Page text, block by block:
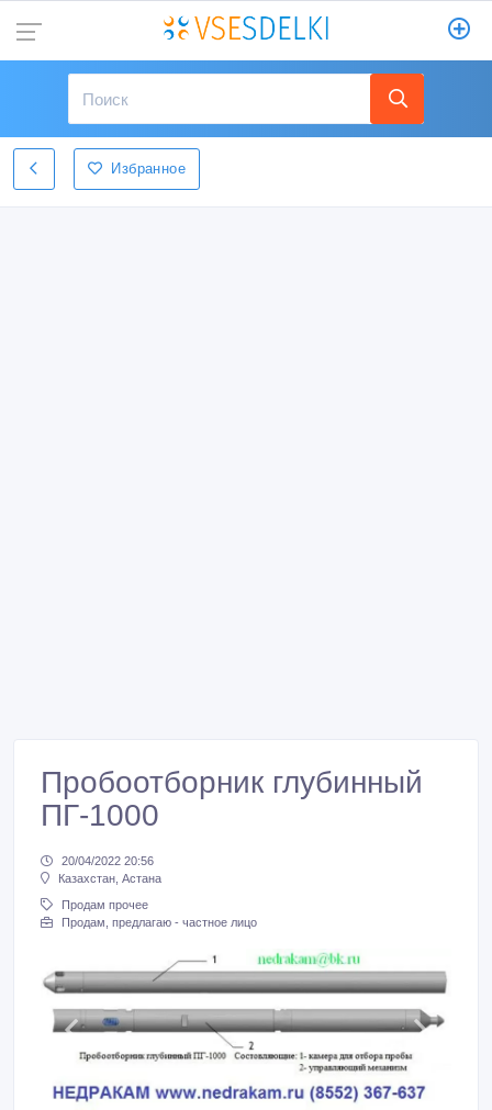
Избранное
Пробоотборник глубинный
ПГ-1000
20/04/2022 20:56
Казахстан, Астана
Продам прочее
Продам, предлагаю - частное лицо